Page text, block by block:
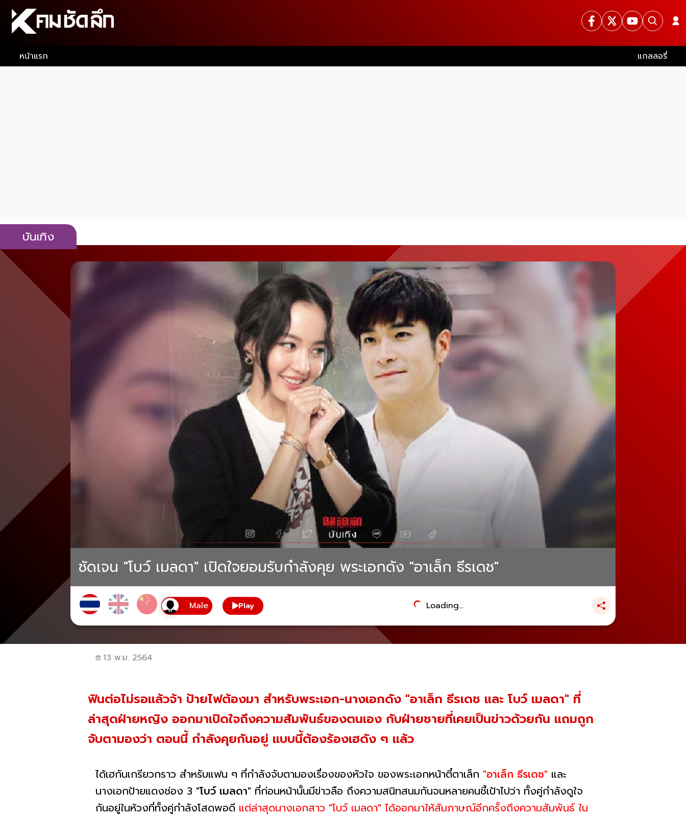
หน้าแรก แกลลอรี่
บันเทิง
ชัดเจน "โบว์ เมลดา" เปิดใจยอมรับกำลังคุย พระเอกดัง "อาเล็ก ธีรเดช"
Play Loading...
13 พ.ย. 2564
ฟินต่อไม่รอแล้วจ้า ป้ายไฟต้องมา สำหรับพระเอก-นางเอกดัง "อาเล็ก ธีรเดช และ โบว์ เมลดา" ที่
ล่าสุดฝ่ายหญิง ออกมาเปิดใจถึงความสัมพันธ์ของตนเอง กับฝ่ายชายที่เคยเป็นข่าวด้วยกัน แถมถูก
จับตามองว่า ตอนนี้ กำลังคุยกันอยู่ แบบนี้ต้องร้องเฮดัง ๆ แล้ว
ได้เฮกันเกรียวกราว สำหรับแฟน ๆ ที่กำลังจับตามองเรื่องของหัวใจ ของพระเอกหน้าตี๋ตาเล็ก "อาเล็ก ธีรเดช" และ
นางเอกป้ายแดงช่อง 3 "โบว์ เมลดา" ที่ก่อนหน้านั้นมีข่าวลือ ถึงความสนิทสนมกันจนหลายคนชี้เป้าไปว่า ทั้งคู่กำลังดูใจ
กันอยู่ในห้วงที่ทั้งคู่กำลังโสดพอดี แต่ล่าสุดนางเอกสาว "โบว์ เมลดา" ได้ออกมาให้สัมภาษณ์อีกครั้งถึงความสัมพันธ์ ใน